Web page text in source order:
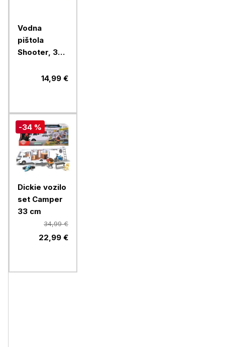
Vodna
pištola
Shooter, 34
14,99 €
-34 %
Dickie vozilo
set Camper
33 cm
34,99 €
22,99 €